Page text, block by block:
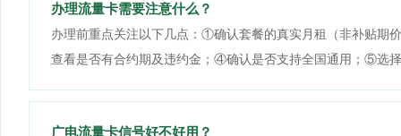
办理流量卡需要注意什么？
办理前重点关注以下几点：①确认套餐的真实月租（非补贴
查看是否有合约期及违约金；④确认是否支持全国通用；⑤选
广电流量卡信号好不好用？